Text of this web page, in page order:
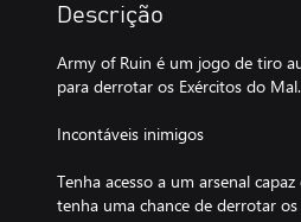
Descrição
Army of Ruin é um jogo de tiro
para derrotar os Exércitos do Mal.
Incontáveis inimigos
Tenha acesso a um arsenal
tenha uma chance de derrotar